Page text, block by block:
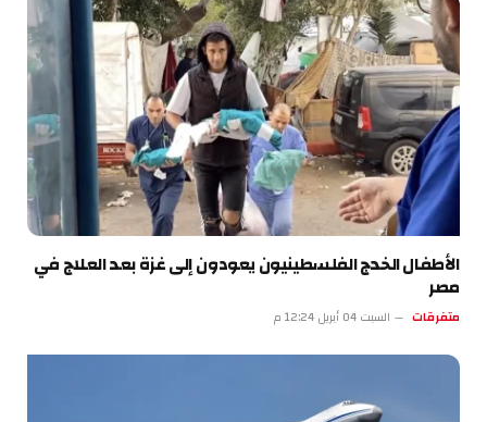
الأطفال الخدج الفلسطينيون يعودون إلى غزة بعد العلاج في
مصر
متفرقات السبت 04 أبريل 12:24 م